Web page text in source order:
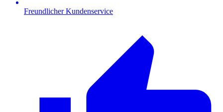
Freundlicher Kundenservice